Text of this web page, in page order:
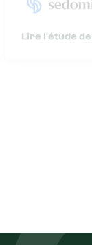
Lire l'étude de